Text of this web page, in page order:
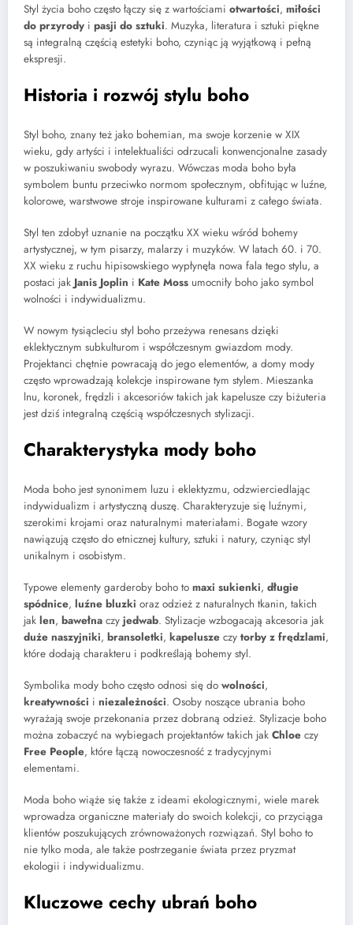
Styl życia boho często łączy się z wartościami otwartości, miłości
do przyrody i pasji do sztuki. Muzyka, literatura i sztuki piękne
są integralną częścią estetyki boho, czyniąc ją wyjątkową i pełną
ekspresji.
Historia i rozwój stylu boho
Styl boho, znany też jako bohemian, ma swoje korzenie w XIX
wieku, gdy artyści i intelektualiści odrzucali konwencjonalne zasady
w poszukiwaniu swobody wyrazu. Wówczas moda boho była
symbolem buntu przeciwko normom społecznym, obfitując w luźne,
kolorowe, warstwowe stroje inspirowane kulturami z całego świata.
Styl ten zdobył uznanie na początku XX wieku wśród bohemy
artystycznej, w tym pisarzy, malarzy i muzyków. W latach 60. i 70.
XX wieku z ruchu hipisowskiego wypłynęła nowa fala tego stylu, a
postaci jak Janis Joplin i Kate Moss umocniły boho jako symbol
wolności i indywidualizmu.
W nowym tysiącleciu styl boho przeżywa renesans dzięki
eklektycznym subkulturom i współczesnym gwiazdom mody.
Projektanci chętnie powracają do jego elementów, a domy mody
często wprowadzają kolekcje inspirowane tym stylem. Mieszanka
lnu, koronek, frędzli i akcesoriów takich jak kapelusze czy biżuteria
jest dziś integralną częścią współczesnych stylizacji.
Charakterystyka mody boho
Moda boho jest synonimem luzu i eklektyzmu, odzwierciedlając
indywidualizm i artystyczną duszę. Charakteryzuje się luźnymi,
szerokimi krojami oraz naturalnymi materiałami. Bogate wzory
nawiązują często do etnicznej kultury, sztuki i natury, czyniąc styl
unikalnym i osobistym.
Typowe elementy garderoby boho to maxi sukienki, długie
spódnice, luźne bluzki oraz odzież z naturalnych tkanin, takich
jak len, bawełna czy jedwab. Stylizacje wzbogacają akcesoria jak
duże naszyjniki, bransoletki, kapelusze czy torby z frędzlami,
które dodają charakteru i podkreślają bohemy styl.
Symbolika mody boho często odnosi się do wolności,
kreatywności i niezależności. Osoby noszące ubrania boho
wyrażają swoje przekonania przez dobraną odzież. Stylizacje boho
można zobaczyć na wybiegach projektantów takich jak Chloe czy
Free People, które łączą nowoczesność z tradycyjnymi
elementami.
Moda boho wiąże się także z ideami ekologicznymi, wiele marek
wprowadza organiczne materiały do swoich kolekcji, co przyciąga
klientów poszukujących zrównoważonych rozwiązań. Styl boho to
nie tylko moda, ale także postrzeganie świata przez pryzmat
ekologii i indywidualizmu.
Kluczowe cechy ubrań boho